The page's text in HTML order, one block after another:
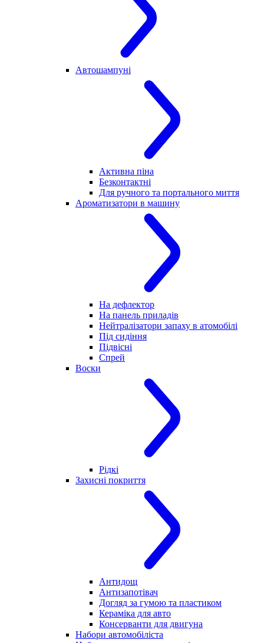
Автошампуні
Активна піна
Безконтактні
Для ручного та портального миття
Ароматизатори в машину
На дефлектор
На панель приладів
Нейтралізатори запаху в атомобілі
Під сидіння
Підвісні
Спрей
Воски
Рідкі
Захисні покриття
Антидощ
Антизапотівач
Догляд за гумою та пластиком
Кераміка для авто
Консерванти для двигуна
Набори автомобіліста